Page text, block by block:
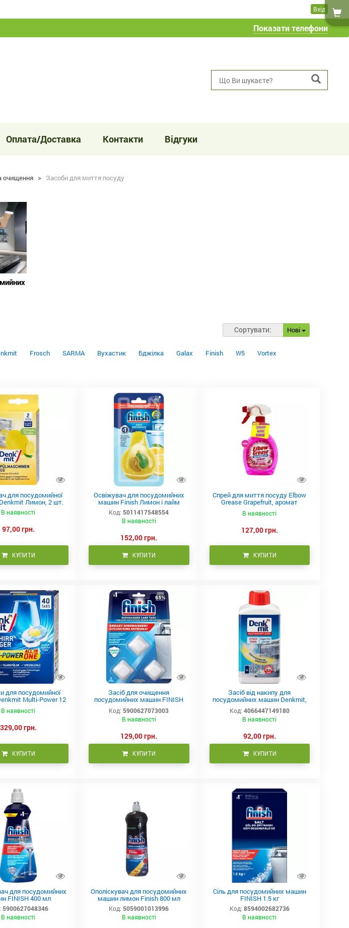
Вхід
Показати телефони
Оплата/Доставка Контакти Відгуки
очищення > Засоби для миття посуду
Сортувати: Нові
Frosch SARMA Вухастик Бджілка Galax Finish W5
Vortex
для посудомийної
Лимон, 2 шт.
В наявності
97,00 грн.
КУПИТИ
Освіжувач для посудомийних
машин Finish Лимон і лайм
Код: 5011417548554
В наявності
152,00 грн.
КУПИТИ
Спрей для миття посуду Elbow
Grease Grapefruit, аромат
грейпфруту
В наявності
127,00 грн.
КУПИТИ
для посудомийної
Multi-Power 12
В наявності
329,00 грн.
КУПИТИ
Засіб для очищення
посудомийних машин FINISH
Dishwasher Cleaner 3 шт.
Код: 5900627073003
В наявності
129,00 грн.
КУПИТИ
Засіб від накипу для
посудомийних машин Denkmit,
250 мл
Код: 4066447149180
В наявності
92,00 грн.
КУПИТИ
для посудомийних
FINISH 400 мл
5900627048346
В наявності
Ополіскувач для посудомийних
машин лимон Finish 800 мл
Код: 5059001013996
В наявності
Сіль для посудомийних машин
FINISH 1.5 кг
Код: 8594002682736
В наявності